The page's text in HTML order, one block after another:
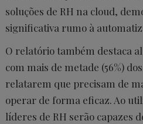
soluções de RH na cloud,
significativa rumo à
O relatório também destaca
com mais de metade (56%)
relatarem que precisam de
operar de forma eficaz. Ao
líderes de RH serão capazes